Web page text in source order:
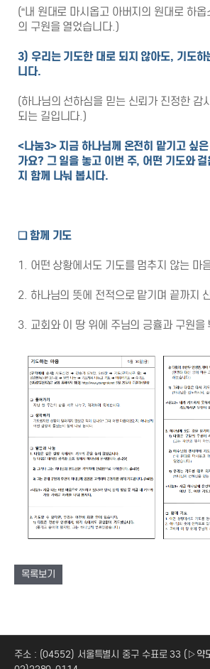
(“내 원대로 마시옵고 아버지의 원대로 하옵
의 구원을 열었습니다.)
3) 우리는 기도한 대로 되지 않아도, 기도하
니다.
(하나님의 선하심을 믿는 신뢰가 진정한 감
되는 길입니다.)
<나눔3> 지금 하나님께 온전히 맡기고 싶
가요? 그 일을 놓고 이번 주, 어떤 기도와
지 함께 나눠 봅시다.
❑함께 기도
1. 어떤 상황에서도 기도를 멈추지 않는 마
2. 하나님의 뜻에 전적으로 맡기며 끝까지
3. 교회와 이 땅 위에 주님의 긍휼과 구원을
목록보기
주소 : (04552) 서울특별시 중구 수표로 33 (▷약